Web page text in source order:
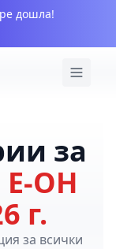
дошла!
за
Е-ОН
г.
за всички